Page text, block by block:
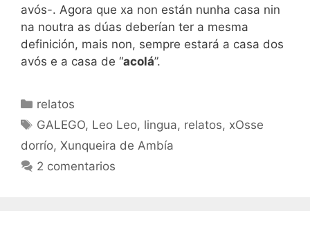
avós-. Agora que xa non están nunha casa nin
na noutra as dúas deberían ter a mesma
definición, mais non, sempre estará a casa dos
avós e a casa de “acolá”.
Categorías
relatos
Etiquetas
GALEGO, Leo Leo, lingua, relatos, xOsse
dorrío, Xunqueira de Ambía
2 comentarios